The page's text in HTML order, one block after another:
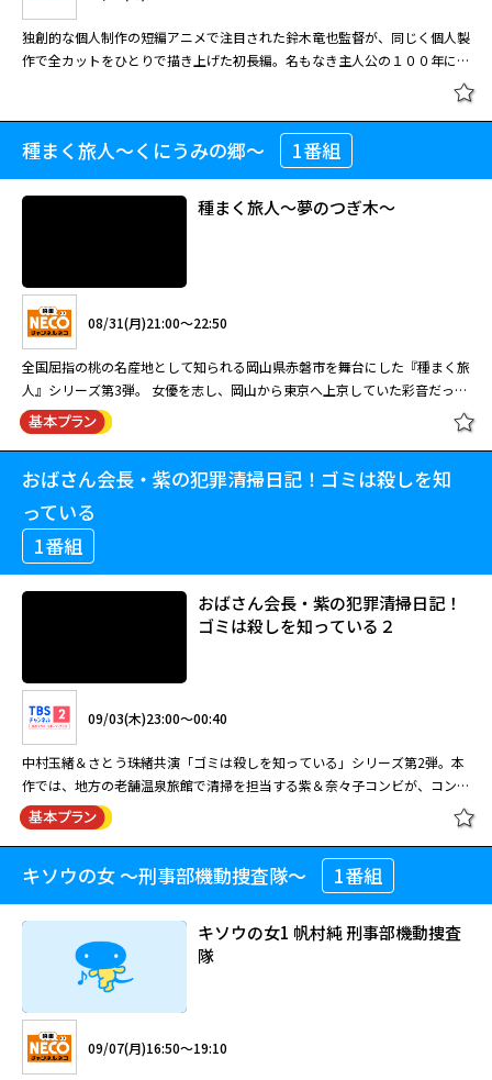
欺の被害者が自殺した上に、事実を徹底解明できなかったことが心の 傷と
なって残っていた。瑠璃子と佐山は詐欺事件が今回の連続殺人に大きな影を
落としていることに気付くのだっ た…。
その書類の中に、南雲の娘・雪乃（中山忍）の夫である近藤智久（川崎麻
世）の名前を発見して驚く。南雲が事件に関 与していた疑惑がさらに深ま
った…。
武器は「問診」！患者と向き合い、徹底的に患者の話を聞き、時には患者の
話に隠された嘘を見抜 き、対話していく。穏やかで飄々としており、一見
つかみどころのない人物に見える徳重だが、その根底には、「人」や
の中で誰もが抱える小さな苦しみが、総合診 療医・徳重だからできる診療
によって解きほぐされ、導かれていく。 さらに同じ病院の整形外科で働く
新米医師・滝野みずきを小芝風花、外科部長の息子で外科医の東郷康二郎を
新田 真剣佑、小児科医の有松しおりを木村佳乃、徳重の恩師・赤池登を田
中泯が演じた。 現代社会において、「生きる」とはどういうことか。そん
な普遍的な問いを、日々の診療を通して温かく投げかける、“人 を診る”と
08/21(金)11:55～12:45
松本潤が初の医師役に挑戦！病気を診るだけでなく、心や生活背景をもとに
患者にとっての最善を見つけ出し、生き 方そのものに手を差し伸べる19番
目の新領域「総合診療医」を描く新しいヒューマン医療エンターテインメン
ト！ 松本が演じたのは魚虎総合病院に新設された総合診療科に所属する徳
を丁寧にすくい取り、その人の暮らしや家庭環境、心の状態までも含め
武器は「問診」！患者と向き合い、徹底的に患者の話を聞き、時には患者の
話に隠された嘘を見抜 き、対話していく。穏やかで飄々としており、一見
つかみどころのない人物に見える徳重だが、その根底には、「人」や
「命」や「生きること」に向き合い、救いたいという強い思いがある。日常
の中で誰もが抱える小さな苦しみが、総合診 療医・徳重だからできる診療
によって解きほぐされ、導かれていく。 さらに同じ病院の整形外科で働く
新米医師・滝野みずきを小芝風花、外科部長の息子で外科医の東郷康二郎を
な普遍的な問いを、日々の診療を通して温かく投げかける、“人 を診る”と
いうテーマを描く医療ドラマ！2025年作品。
［字］１９番目のカルテ「誰かと生
08/21(金)12:45～13:35
松本潤が初の医師役に挑戦！病気を診るだけでなく、心や生活背景をもとに
患者にとっての最善を見つけ出し、生き 方そのものに手を差し伸べる19番
目の新領域「総合診療医」を描く新しいヒューマン医療エンターテインメン
ト！ 松本が演じたのは魚虎総合病院に新設された総合診療科に所属する徳
を丁寧にすくい取り、その人の暮らしや家庭環境、心の状態までも含め
て、“総合的 に”診察を行う科。19番目の新領域として発足したものの、ま
だ広く世間には存在が認知されていない。そんな総合診 療医である徳重の
武器は「問診」！患者と向き合い、徹底的に患者の話を聞き、時には患者の
話に隠された嘘を見抜 き、対話していく。穏やかで飄々としており、一見
つかみどころのない人物に見える徳重だが、その根底には、「人」や
「命」や「生きること」に向き合い、救いたいという強い思いがある。日常
新米医師・滝野みずきを小芝風花、外科部長の息子で外科医の東郷康二郎を
新田 真剣佑、小児科医の有松しおりを木村佳乃、徳重の恩師・赤池登を田
な普遍的な問いを、日々の診療を通して温かく投げかける、“人 を診る”と
いうテーマを描く医療ドラマ！2025年作品。
［字］１９番目のカルテ「心はどこ
08/21(金)13:35～14:25
松本潤が初の医師役に挑戦！病気を診るだけでなく、心や生活背景をもとに
目の新領域「総合診療医」を描く新しいヒューマン医療エンターテインメン
ト！ 松本が演じたのは魚虎総合病院に新設された総合診療科に所属する徳
重晃。総合診療科は、臓器や患者の性別、 年齢にかかわらず、患者の訴え
を丁寧にすくい取り、その人の暮らしや家庭環境、心の状態までも含め
て、“総合的 に”診察を行う科。19番目の新領域として発足したものの、ま
だ広く世間には存在が認知されていない。そんな総合診 療医である徳重の
武器は「問診」！患者と向き合い、徹底的に患者の話を聞き、時には患者の
話に隠された嘘を見抜 き、対話していく。穏やかで飄々としており、一見
つかみどころのない人物に見える徳重だが、その根底には、「人」や
「命」や「生きること」に向き合い、救いたいという強い思いがある。日常
の中で誰もが抱える小さな苦しみが、総合診 療医・徳重だからできる診療
によって解きほぐされ、導かれていく。 さらに同じ病院の整形外科で働く
新米医師・滝野みずきを小芝風花、外科部長の息子で外科医の東郷康二郎を
新田 真剣佑、小児科医の有松しおりを木村佳乃、徳重の恩師・赤池登を田
中泯が演じた。 現代社会において、「生きる」とはどういうことか。そん
な普遍的な問いを、日々の診療を通して温かく投げかける、“人 を診る”と
いうテーマを描く医療ドラマ！2025年作品。
［字］１９番目のカルテ「最期への
旅路」第6回
08/21(金)14:25～15:15
患者にとっての最善を見つけ出し、生き 方そのものに手を差し伸べる19番
目の新領域「総合診療医」を描く新しいヒューマン医療エンターテインメン
ト！ 松本が演じたのは魚虎総合病院に新設された総合診療科に所属する徳
重晃。総合診療科は、臓器や患者の性別、 年齢にかかわらず、患者の訴え
を丁寧にすくい取り、その人の暮らしや家庭環境、心の状態までも含め
て、“総合的 に”診察を行う科。19番目の新領域として発足したものの、ま
だ広く世間には存在が認知されていない。そんな総合診 療医である徳重の
は、話さない」第7回
その2人に間違いな いと証言する。ということは、誰かが十津川警部の名を
騙っているのだろうか。そんな疑問の湧いた数日後、さつきが 新宿の自宅
マンションで死体となって発見される。さつきが行きつけにしていたネット
カフェへ行くと、事件の前日に使 用したというパソコンの裏にSDカードが
が 記録されていた。さつきを含めて女性が5人、男性が3人。男は仮面を被
っており素性は分からなかったが、調べを進 めるとさつきが勤めていた高
級クラブのホステスたちとママ、そして常連客だと判明する。
く…。さら に、秘密パーティーに参加したホステスが次々と殺される連続
殺人事件が発生。早春の京都を舞台に、十津川と、警 部の名を騙るニセ十
津川警部の対決の幕が開く！2018年作品。 【ストーリー】 警視庁捜査一課
の十津川警部（内藤剛志）のもとに京都から郵便が届いた。送り主は新宿の
高級クラブの若いホステ ス・井岡さつき（瑛蓮）で、手紙には十津川警部
と京都で3日間を楽しく過ごしたと記してあるとともに、十津川への恋心 ま
で綴られていた。また、数日前に新宿で暴漢に襲われていたさつきを十津川
が助けたとあったが、十津川には全て 身に覚えのないことだった。亀井刑
事（石丸謙二郎）と北村警部補（友近）ほか捜査一課の刑事たちは、十津川
その2人に間違いな いと証言する。ということは、誰かが十津川警部の名を
騙っているのだろうか。そんな疑問の湧いた数日後、さつきが 新宿の自宅
マンションで死体となって発見される。さつきが行きつけにしていたネット
カフェへ行くと、事件の前日に使 用したというパソコンの裏にSDカードが
貼り付けてあった。中身を調べるとパーティー中らしき男女8人の集合写真
が 記録されていた。さつきを含めて女性が5人、男性が3人。男は仮面を被
っており素性は分からなかったが、調べを進 めるとさつきが勤めていた高
級クラブのホステスたちとママ、そして常連客だと判明する。
独創的な個人制作の短編アニメで注目された鈴木竜也監督が、同じく個人製
作で全カットをひとりで描き上げた初長編。名もなき主人公の１００年に及
し、注目を集める鈴木竜也監督が、クラウドファンディングで資金を集め、
ひとりで作り上げた初長編。同じく個人制作の長編アニメ「音楽（２０１
９）」が高く評価された岩井澤健治監督がプロデュースを買って出て、若き
才能をバックアップした。さらに、ラッパーのＡＣＥ ＣＯＯＬが主人公の
声を担当、作品に個性を加えている。あえて脚本を用意せず、自由な表現と
独特の映像感覚でひとりの人生を見つめ、社会問題や人の孤独、そして小さ
がっていく彼は、一方でその時々の人との関係性で、あだ名や芸名、さまざ
まな名で呼ばれるが、誰からも本当の名で呼ばれることはない。彼の１００
年に及ぶ人生が、高齢ドライバーや芸能界の闇、若年層の不詳の死、戦争な
どの社会問題を背景に綴られる。彼が最後に直面する、誰も見たことのない
景色とは……。
世界に誇る日本人アニメーションク
リエイター特集 無名の人生
独創的な個人制作の短編アニメで注目された鈴木竜也監督が、同じく個人製
作で全カットをひとりで描き上げた初長編。名もなき主人公の１００年に及
ぶ生涯を綴る。 コロナ禍を機に独学で作った短編アニメが多くの賞を受賞
し、注目を集める鈴木竜也監督が、クラウドファンディングで資金を集め、
ひとりで作り上げた初長編。同じく個人制作の長編アニメ「音楽（２０１
９）」が高く評価された岩井澤健治監督がプロデュースを買って出て、若き
才能をバックアップした。さらに、ラッパーのＡＣＥ ＣＯＯＬが主人公の
声を担当、作品に個性を加えている。あえて脚本を用意せず、自由な表現と
独特の映像感覚でひとりの人生を見つめ、社会問題や人の孤独、そして小さ
な希望を描き出した。 仙台。学校でいじめられていた主人公は、ある転校
生との出会いをきっかけにアイドルを夢見るようになる。思いがけず成り上
がっていく彼は、一方でその時々の人との関係性で、あだ名や芸名、さまざ
年に及ぶ人生が、高齢ドライバーや芸能界の闇、若年層の不詳の死、戦争な
どの社会問題を背景に綴られる。彼が最後に直面する、誰も見たことのない
種まく旅人～くにうみの郷～ 1番組
種まく旅人～夢のつぎ木～
08/31(月)21:00～22:50
全国屈指の桃の名産地として知られる岡山県赤磐市を舞台にした『種まく旅
人』シリーズ第3弾。 女優を志し、岡山から東京へ上京していた彩音だった
が、病に倒れた兄・悠斗を手伝うため、桃農家を営む実家へと帰郷する。ひ
と夏だけの約束だったが、悠斗は帰らぬ人に。彩音は女優になる夢を諦め、
させるべく桃作りに奮闘する。そんなある日、農林水産省の職員・木村治が
桃の栽培についてレポートを書くために赤磐にやって来る。
種まく旅人～夢のつぎ木～
08/31(月)21:00～22:50
全国屈指の桃の名産地として知られる岡山県赤磐市を舞台にした『種まく旅
が、病に倒れた兄・悠斗を手伝うため、桃農家を営む実家へと帰郷する。ひ
と夏だけの約束だったが、悠斗は帰らぬ人に。彩音は女優になる夢を諦め、
接ぎ木で作り出した新種の桃“赤磐の夢“を新種登録するという兄の夢を実現
させるべく桃作りに奮闘する。そんなある日、農林水産省の職員・木村治が
桃の栽培についてレポートを書くために赤磐にやって来る。
閉じる
おばさん会長・紫の犯罪清掃日記！ゴミは殺しを知
っている
1番組
おばさん会長・紫の犯罪清掃日記！
ゴミは殺しを知っている２
09/03(木)23:00～00:40
中村玉緒＆さとう珠緒共演「ゴミは殺しを知っている」シリーズ第2弾。本
作では、地方の老舗温泉旅館で清掃を担当する紫＆奈々子コンビが、コンパ
ニオンの行方不明を発端とする連続殺人事件に巻き込まれる。中村とさとう
はキャラクターが固まってさらに演じやすくなったと口を揃え、コンビネー
ションばっちりだ。 熊谷コンツェルンの会長・熊谷紫（中村玉緒）は、ト
ップの立場を隠して現場の清掃仕事を続けている。同僚の花巻奈々子（さと
う珠緒）は左遷されて清掃の現場に配転になった。2人は今、老舗の温泉旅
館の仕事に精を出している。ところがある日、その旅館で知り合ったコンパ
ニオンの雅世（古川理科）が、部屋に大量の血痕を残して行方不明になって
しまう。雅世は新しくコンパニオンの会社を起こそうとして、元芸者でコン
パニオン派遣会社社長の百合奴（大塚良重）ともめていたという。雅世の恋
人・後藤英寿（宇崎慧）は警察から事情聴取を受ける。一方、流れ者の板
前・沼田（津田寛治）と百合奴の密会現場に居合わせた紫と奈々子は、2人
の後を追う。しかし、紫が目を放したすきに百合奴が殺され、紫と奈々子が
おばさん会長・紫の犯罪清掃日記！
ゴミは殺しを知っている２
09/03(木)23:00～00:40
中村玉緒＆さとう珠緒共演「ゴミは殺しを知っている」シリーズ第2弾。本
作では、地方の老舗温泉旅館で清掃を担当する紫＆奈々子コンビが、コンパ
キソウの女 ～刑事部機動捜査隊～ 1番組
キソウの女1 帆村純 刑事部機動捜査
隊
09/07(月)16:50～19:10